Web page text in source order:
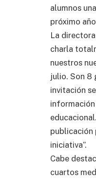
alumnos
próximo
La
charla
nuestros
julio. Son 8
invitación
publicación
iniciativa”.
Cabe
cuartos